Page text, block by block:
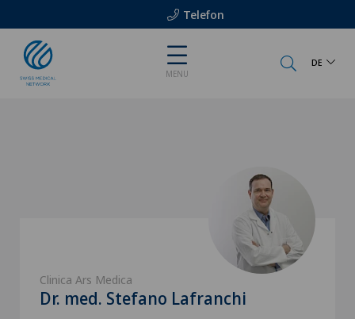
Telefon
MENU
DE
Clinica Ars Medica
Dr. med. Stefano Lafranchi